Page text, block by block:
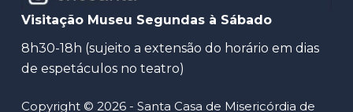
Visitação Museu Segundas à Sábado
8h30-18h (sujeito a extensão do horário em dias
de espetáculos no teatro)
Copyright © 2026 - Santa Casa de Misericórdia de